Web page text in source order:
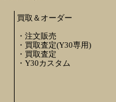
買取＆オーダー
・注文販売
・ 買取査定(Y30専用)
・ 買取査定
・Y30カスタム